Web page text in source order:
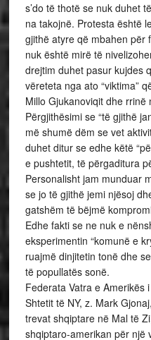
s’do të thotë se nuk duhet
na takojnë. Protesta është
gjithë atyre që mbahen për
nuk është mirë të
drejtim duhet pasur kujdes
vëreteta nga ato “viktima”
Millo Gjukanoviqit dhe rrinë
Përgjithësimi se “të gjithë
më shumë dëm se vet
duhet ditur se edhe këtë
e pushtetit, të përgaditura
Personalisht jam munduar
se jo të gjithë jemi njësoj
gatshëm të bëjmë
Edhe fakti se ne nuk e
eksperimentin “komunë e
ruajmë dinjitetin tonë dhe
të popullatës sonë.
Federata Vatra e Amerikës
Shtetit të NY, z. Mark
trevat shqiptare në Mal të
shqiptaro-amerikan për një